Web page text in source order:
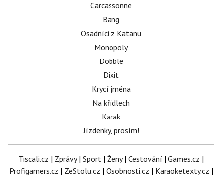
Carcassonne
Bang
Osadníci z Katanu
Monopoly
Dobble
Dixit
Krycí jména
Na křídlech
Karak
Jízdenky, prosím!
Tiscali.cz | Zprávy| Sport | Ženy| Cestování | Games.cz |
Profigamers.cz | ZeStolu.cz | Osobnosti.cz | Karaoketexty.cz |